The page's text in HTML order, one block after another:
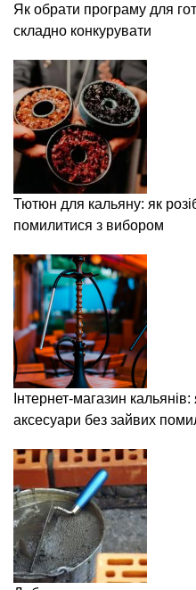
Як обрати програму для
складно конкурувати
Тютюн для кальяну: як
помилитися з вибором
Інтернет-магазин
аксесуари без зайвих